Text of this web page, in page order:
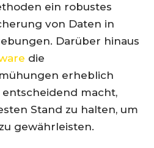
ein robustes
von Daten in
Darüber hinaus
die
erheblich
macht,
Stand zu halten, um
gewährleisten.